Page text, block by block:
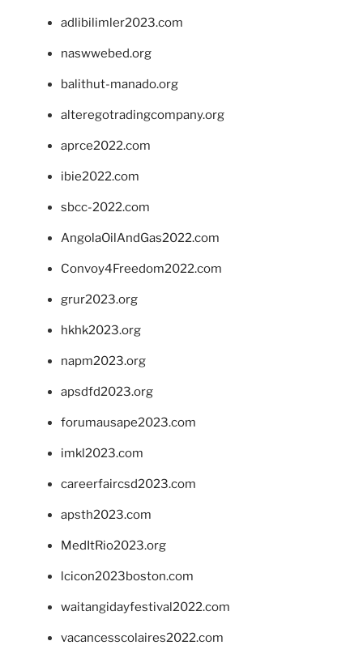
adlibilimler2023.com
naswwebed.org
balithut-manado.org
alteregotradingcompany.org
aprce2022.com
ibie2022.com
sbcc-2022.com
AngolaOilAndGas2022.com
Convoy4Freedom2022.com
grur2023.org
hkhk2023.org
napm2023.org
apsdfd2023.org
forumausape2023.com
imkl2023.com
careerfaircsd2023.com
apsth2023.com
MedItRio2023.org
lcicon2023boston.com
waitangidayfestival2022.com
vacancesscolaires2022.com